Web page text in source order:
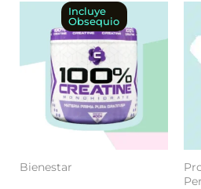
Incluye
Obsequio
Bienestar
precios:
$ 105.000
Este
producto
tiene
múltiples
variantes.
Las
opciones
se
pueden